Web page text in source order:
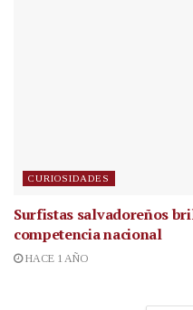
CURIOSIDADES
Surfistas salvadoreños
competencia nacional
HACE 1 AÑO